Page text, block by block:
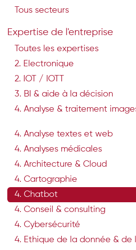
Tous secteurs
Expertise de l'entreprise
Toutes les expertises
2. Electronique
2. IOT / IOTT
3. BI & aide à la décision
4. Analyse & traitement
4. Analyse textes et web
4. Analyses médicales
4. Architecture & Cloud
4. Cartographie
4. Chatbot
4. Conseil & consulting
4. Cybersécurité
4. Ethique de la donnée & de